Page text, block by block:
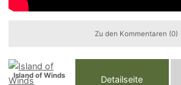
Zu den Kommentaren (0)
Island of Winds Detailseite